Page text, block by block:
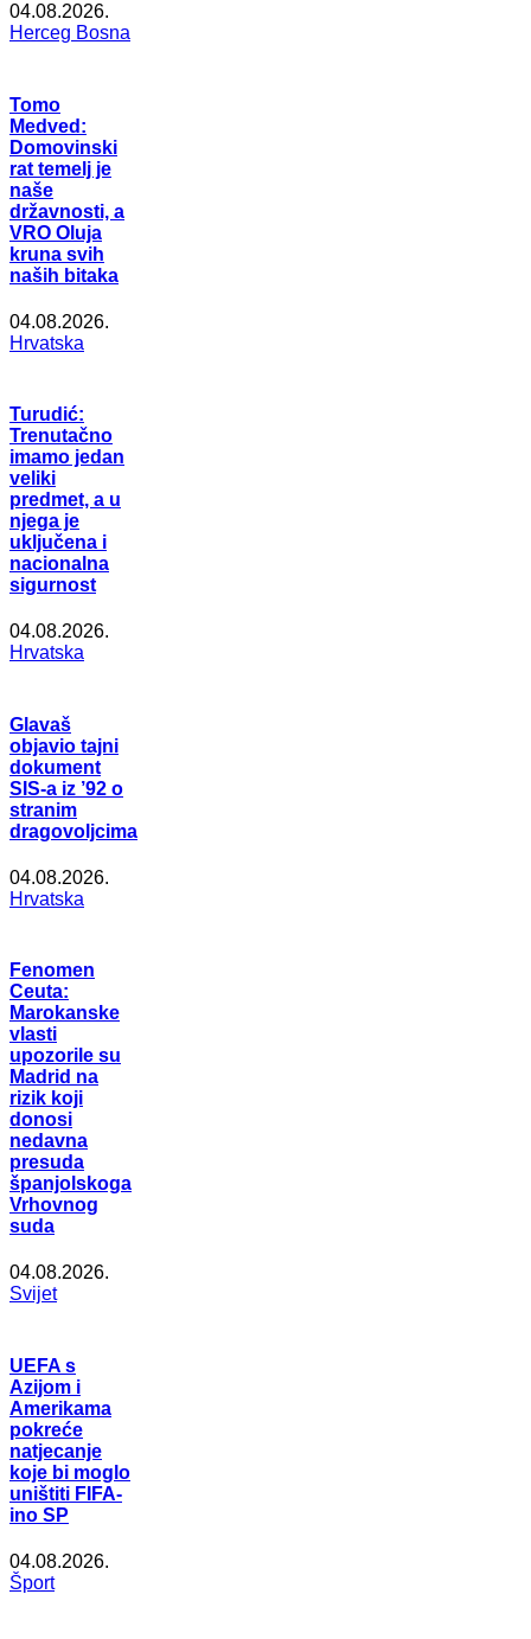
04.08.2026.
Herceg Bosna
Tomo
Medved:
Domovinski
rat temelj je
naše
državnosti, a
VRO Oluja
kruna svih
naših bitaka
04.08.2026.
Hrvatska
Turudić:
Trenutačno
imamo jedan
veliki
predmet, a u
njega je
uključena i
nacionalna
sigurnost
04.08.2026.
Hrvatska
Glavaš
objavio tajni
dokument
SIS-a iz ’92 o
stranim
dragovoljcima
04.08.2026.
Hrvatska
Fenomen
Ceuta:
Marokanske
vlasti
upozorile su
Madrid na
rizik koji
donosi
nedavna
presuda
španjolskoga
Vrhovnog
suda
04.08.2026.
Svijet
UEFA s
Azijom i
Amerikama
pokreće
natjecanje
koje bi moglo
uništiti FIFA-
ino SP
04.08.2026.
Šport